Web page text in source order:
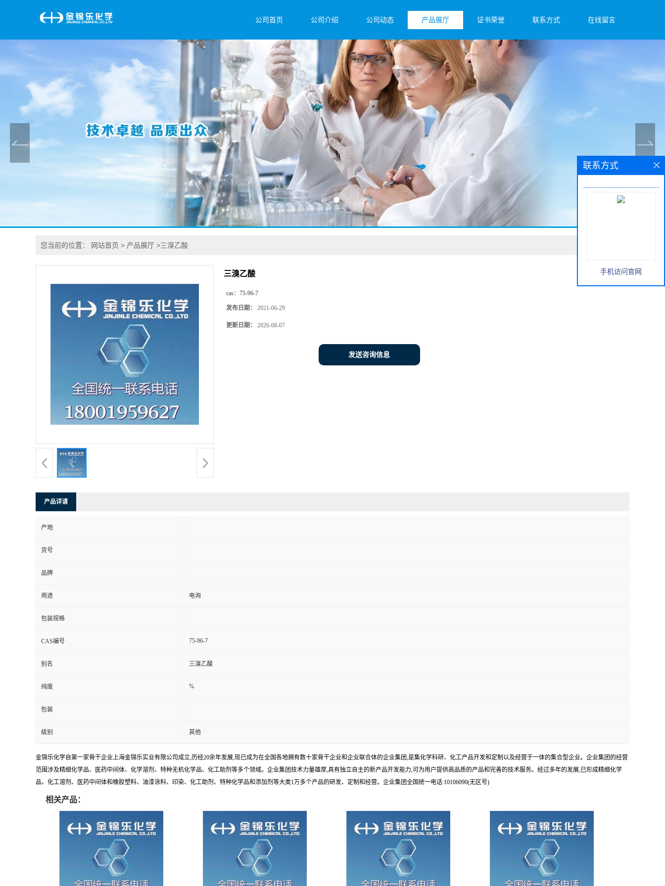
公司首页 公司介绍 公司动态 产品展厅 证书荣誉 联系方式 在线留言
您当前的位置： 网站首页 > 产品展厅 >三溴乙酸
三溴乙酸
cas： 75-96-7
发布日期： 2021-06-29
更新日期： 2026-08-07
发送咨询信息
产品详请
产地
货号
品牌
用途 电询
包装规格
CAS编号 75-96-7
别名 三溴乙酸
纯度 %
包装
级别 其他
金锦乐化学自第一家骨干企业上海金锦乐实业有限公司成立,历经20余年发展,现已成为在全国各地拥有数十家骨干企业和企业联合体的企业集团,是集化学科研、化工产品开发和定制以及经营于一体的集合型企业。企业集团的经营
范围涉及精细化学品、医药中间体、化学溶剂、特种无机化学品、化工助剂等多个领域。企业集团技术力量雄厚,具有独立自主的新产品开发能力,可为用户提供高品质的产品和完善的技术服务。经过多年的发展,已形成精细化学
品、化工溶剂、医药中间体和橡胶塑料、油漆涂料、印染、化工助剂、特种化学品和添加剂等大类1万多个产品的研发、定制和经营。企业集团全国统一电话:10106090(无区号)
相关产品：
联系方式
手机访问官网